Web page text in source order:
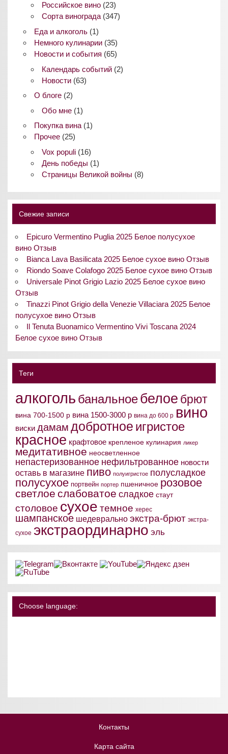
Российское вино(23)
Сорта винограда(347)
Еда и алкоголь(1)
Немного кулинарии(35)
Новости и события (65)
Календарь событий(2)
Новости(63)
О блоге(2)
Обо мне(1)
Покупка вина(1)
Прочее(25)
Vox populi(16)
День победы (1)
Страницы Великой войны (8)
Свежие записи
Epicuro Vermentino Puglia 2025 Белое полусухое
вино Отзыв
Bianca Lava Basilicata 2025 Белое сухое вино Отзыв
Riondo Soave Colafogo 2025 Белое сухое вино Отзыв
Universale Pinot Grigio Lazio 2025 Белое сухое вино
Отзыв
Tinazzi Pinot Grigio della Venezie Villaciara 2025 Белое
полусухое вино Отзыв
Il Tenuta Buonamico Vermentino Vivi Toscana 2024
Белое сухое вино Отзыв
Теги
алкоголь банальноебелое брют
вина 700-1500 р вина 1500-3000 р вина до 600 р вино
виски дамам добротное игристое
красное крафтовое крепленое кулинария ликер
медитативное неосветленное
непастеризованное нефильтрованное новости
оставь в магазине пиво полуигристое полусладкое
полусухое портвейн портер пшеничное розовое
светлое слабоватое сладкое стаут
столовое сухое темное херес
шампанское шедеврально экстра-брют экстра-
сухое экстраординарно эль
Choose language:
Контакты
Карта сайта